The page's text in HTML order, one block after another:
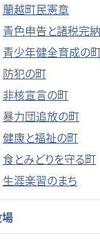
蘭越町民憲章
青色申告と諸税完
青少年健全育成の
防犯の町
非核宣言の町
暴力団追放の町
健康と福祉の町
食とみどりを守る町
生涯楽習のまち